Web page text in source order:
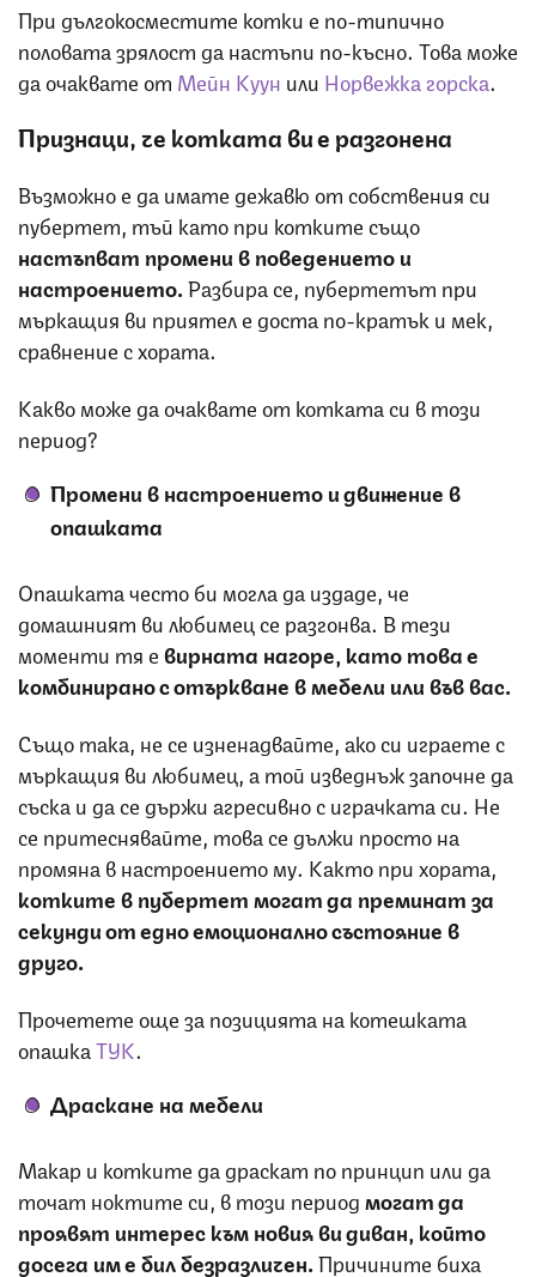
При дългокосместите котки е по-типично
половата зрялост да настъпи по-късно. Това може
да очаквате от Мейн Куун или Норвежка горска.
Признаци, че котката ви е разгонена
Възможно е да имате дежавю от собствения си
пубертет, тъй като при котките също
настъпват промени в поведението и
настроението.Разбира се, пубертетът при
мъркащия ви приятел е доста по-кратък и мек,
сравнение с хората.
Какво може да очаквате от котката си в този
период?
Промени в настроението и движение в
опашката
Опашката често би могла да издаде, че
домашният ви любимец се разгонва. В тези
моменти тя евирната нагоре, като това е
комбинирано с отъркване в мебели или във вас.
Също така, не се изненадвайте, ако си играете с
мъркащия ви любимец, а той изведнъж започне да
съска и да се държи агресивно с играчката си. Не
се притеснявайте, това се дължи просто на
промяна в настроението му. Както при хората,
котките в пубертет могат да преминат за
секунди от едно емоционално състояние в
друго.
Прочетете още за позицията на котешката
опашкаТУК.
Драскане на мебели
Макар и котките да драскат по принцип или да
точат ноктите си, в този периодмогат да
проявят интерес към новия ви диван, който
досега им е бил безразличен.Причините биха